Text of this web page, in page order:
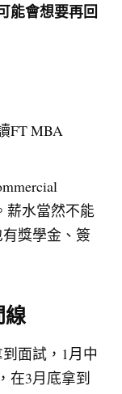
能會想要再回
FT MBA
薪水當然不能
獎學金、簽
線
面試，1月中
在3月底拿到